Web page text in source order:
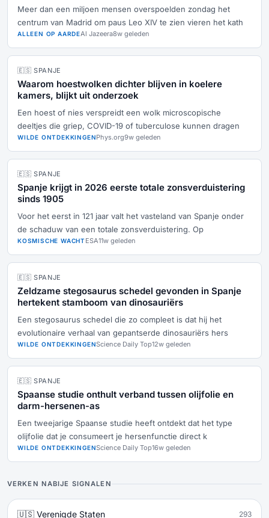
Meer dan een miljoen mensen overspoelden zondag het
centrum van Madrid om paus Leo XIV te zien vieren het kath
ALLEEN OP AARDEAl Jazeera8w geleden
🇪🇸 SPANJE
Waarom hoestwolken dichter blijven in koelere
kamers, blijkt uit onderzoek
Een hoest of nies verspreidt een wolk microscopische
deeltjes die griep, COVID-19 of tuberculose kunnen dragen
WILDE ONTDEKKINGENPhys.org9w geleden
🇪🇸 SPANJE
Spanje krijgt in 2026 eerste totale zonsverduistering
sinds 1905
Voor het eerst in 121 jaar valt het vasteland van Spanje onder
de schaduw van een totale zonsverduistering. Op
KOSMISCHE WACHTESA11w geleden
🇪🇸 SPANJE
Zeldzame stegosaurus schedel gevonden in Spanje
hertekent stamboom van dinosauriërs
Een stegosaurus schedel die zo compleet is dat hij het
evolutionaire verhaal van gepantserde dinosauriërs hers
WILDE ONTDEKKINGENScience Daily Top12w geleden
🇪🇸 SPANJE
Spaanse studie onthult verband tussen olijfolie en
darm-hersenen-as
Een tweejarige Spaanse studie heeft ontdekt dat het type
olijfolie dat je consumeert je hersenfunctie direct k
WILDE ONTDEKKINGENScience Daily Top16w geleden
VERKEN NABIJE SIGNALEN
🇺🇸 Verenigde Staten 293